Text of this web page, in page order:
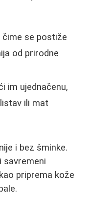
se postiže
od prirodne
im ujednačenu,
ili mat
i bez šminke.
savremeni
priprema kože